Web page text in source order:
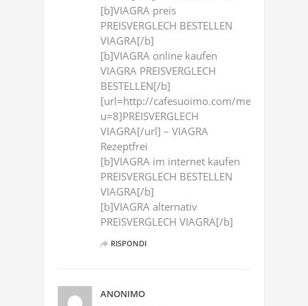
[b]VIAGRA preis
PREISVERGLECH BESTELLEN
VIAGRA[/b]
[b]VIAGRA online kaufen
VIAGRA PREISVERGLECH
BESTELLEN[/b]
[url=http://cafesuoimo.com/member.php?
u=8]PREISVERGLECH
VIAGRA[/url] – VIAGRA
Rezeptfrei
[b]VIAGRA im internet kaufen
PREISVERGLECH BESTELLEN
VIAGRA[/b]
[b]VIAGRA alternativ
PREISVERGLECH VIAGRA[/b]
RISPONDI
ANONIMO